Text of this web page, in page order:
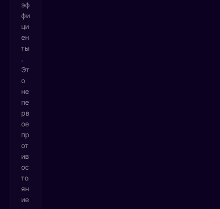
эф
фи
ци
ен
ты
.
Эт
о
не
пе
рв
ое
пр
от
ив
ос
то
ян
ие